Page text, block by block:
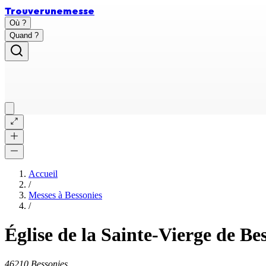
Trouverunemesse
Où ?
Quand ?
Accueil
/
Messes à Bessonies
/
Église de la Sainte-Vierge de
46210 Bessonies